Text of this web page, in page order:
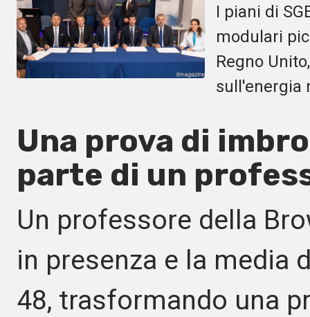
I piani di
modulari
Regno
sull'energia
Una prova di
parte di un
Un professore della
in presenza e la media
48, trasformando una